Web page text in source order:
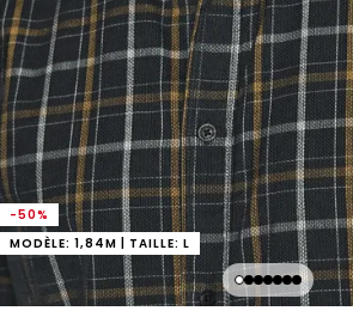
-50%
MODÈLE: 1,84M | TAILLE: L